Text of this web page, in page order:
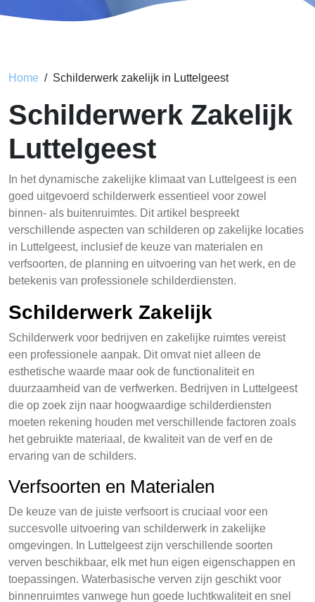
Home Schilderwerk zakelijk in Luttelgeest
Schilderwerk Zakelijk
Luttelgeest
In het dynamische zakelijke klimaat van Luttelgeest is een
goed uitgevoerd schilderwerk essentieel voor zowel
binnen- als buitenruimtes. Dit artikel bespreekt
verschillende aspecten van schilderen op zakelijke locaties
in Luttelgeest, inclusief de keuze van materialen en
verfsoorten, de planning en uitvoering van het werk, en de
betekenis van professionele schilderdiensten.
Schilderwerk Zakelijk
Schilderwerk voor bedrijven en zakelijke ruimtes vereist
een professionele aanpak. Dit omvat niet alleen de
esthetische waarde maar ook de functionaliteit en
duurzaamheid van de verfwerken. Bedrijven in Luttelgeest
die op zoek zijn naar hoogwaardige schilderdiensten
moeten rekening houden met verschillende factoren zoals
het gebruikte materiaal, de kwaliteit van de verf en de
ervaring van de schilders.
Verfsoorten en Materialen
De keuze van de juiste verfsoort is cruciaal voor een
succesvolle uitvoering van schilderwerk in zakelijke
omgevingen. In Luttelgeest zijn verschillende soorten
verven beschikbaar, elk met hun eigen eigenschappen en
toepassingen. Waterbasische verven zijn geschikt voor
binnenruimtes vanwege hun goede luchtkwaliteit en snel